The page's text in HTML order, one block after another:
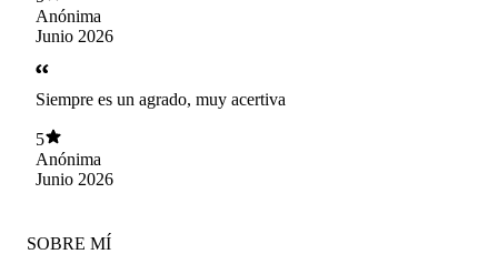
mi salud mental y no dejar al azar algo tan
importante.
Anónima
Junio 2026
Siempre es un agrado, muy acertiva
5
Anónima
Junio 2026
SOBRE MÍ